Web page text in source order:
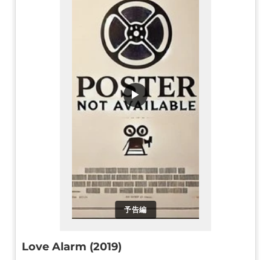
予告編
▶
Love Alarm (2019)